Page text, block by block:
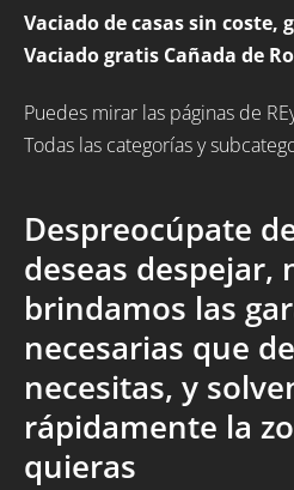
Vaciado de casas sin coste,
Vaciado gratis Cañada de
Puedes mirar las páginas de
Todas las categorías y
Despreocúpate
deseas despejar,
brindamos las
necesarias que
necesitas, y
rápidamente la
quieras